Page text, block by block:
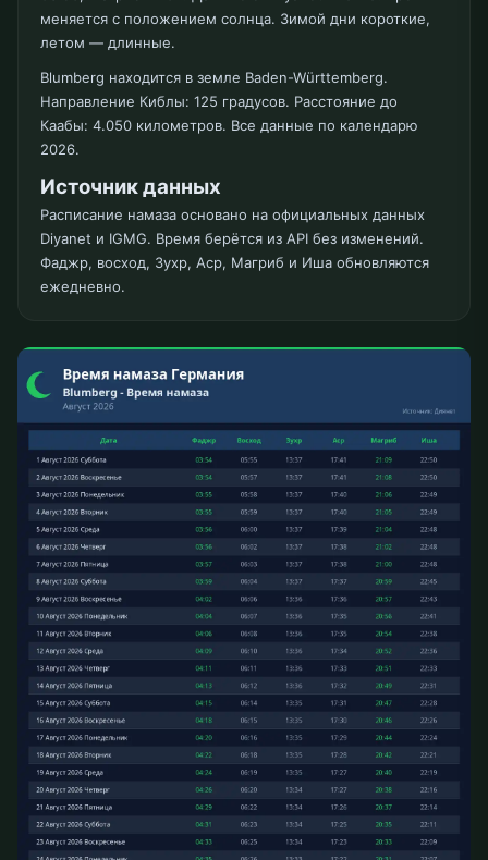
меняется с положением солнца. Зимой дни короткие,
летом — длинные.
Blumberg находится в земле Baden-Württemberg.
Направление Киблы: 125 градусов. Расстояние до
Каабы: 4.050 километров. Все данные по календарю
2026.
Источник данных
Расписание намаза основано на официальных данных
Diyanet и IGMG. Время берётся из API без изменений.
Фаджр, восход, Зухр, Аср, Магриб и Иша обновляются
ежедневно.